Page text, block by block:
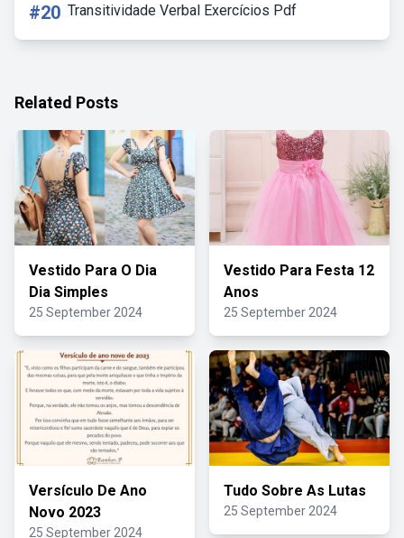
#20 Transitividade Verbal Exercícios Pdf
Related Posts
Vestido Para O Dia
Dia Simples
25 September 2024
Vestido Para Festa 12
Anos
25 September 2024
Versículo De Ano
Novo 2023
25 September 2024
Tudo Sobre As Lutas
25 September 2024